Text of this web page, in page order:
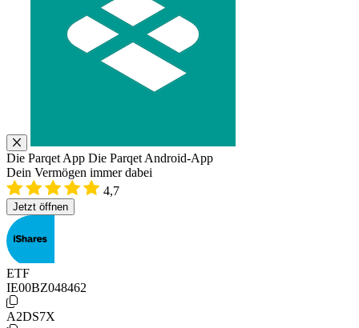
Die Parqet App Die Parqet Android-App
Dein Vermögen immer dabei
4,7
Jetzt öffnen
ETF
IE00BZ048462
A2DS7X